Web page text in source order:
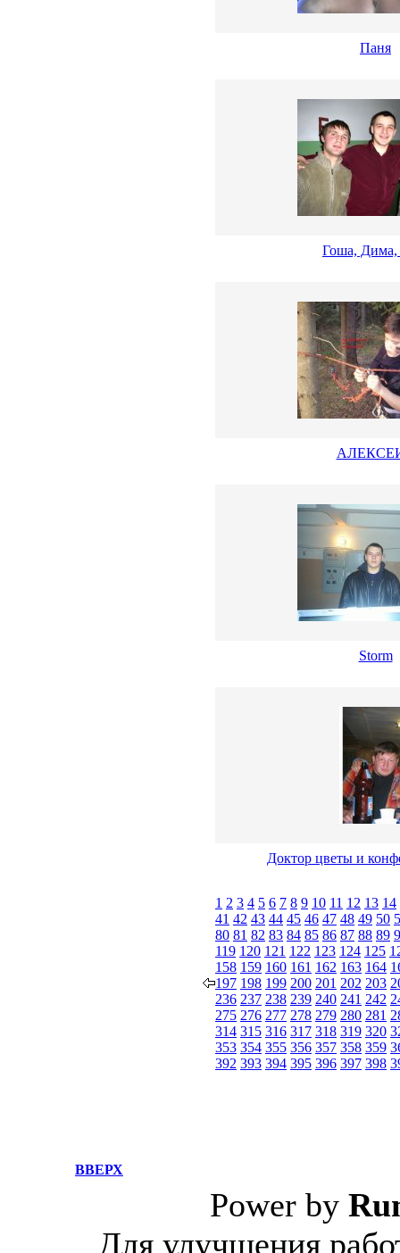
Паня
Гоша, Дима,
Storm
Доктор цветы и
1 2 3 4 5 6 7 8 9 10 11 12 13 14
41 42 43 44 45 46 47 48 49 50
80 81 82 83 84 85 86 87 88 89
119 120 121 122 123 124 125
158 159 160 161 162 163 164
197 198 199 200 201 202 203
236 237 238 239 240 241 242
275 276 277 278 279 280 281
314 315 316 317 318 319 320
353 354 355 356 357 358 359
392 393 394 395 396 397 398
ВВЕРХ
Power by
Для улучшения